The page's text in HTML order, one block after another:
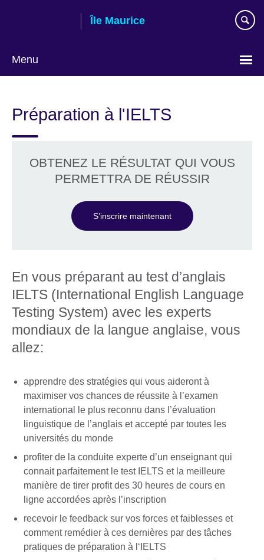
Île Maurice
Menu
language
Préparation à l'IELTS
OBTENEZ LE RÉSULTAT QUI VOUS
PERMETTRA DE RÉUSSIR
S’inscrire maintenant
En vous préparant au test d’anglais
IELTS (International English Language
Testing System) avec les experts
mondiaux de la langue anglaise, vous
allez:
apprendre des stratégies qui vous aideront à
maximiser vos chances de réussite à l’examen
international le plus reconnu dans l’évaluation
linguistique de l’anglais et accepté par toutes les
universités du monde
profiter de la conduite experte d’un enseignant qui
connait parfaitement le test IELTS et la meilleure
manière de tirer profit des 30 heures de cours en
ligne accordées après l’inscription
recevoir le feedback sur vos forces et faiblesses et
comment remédier à ces dernières par des tâches
pratiques de préparation à l‘IELTS